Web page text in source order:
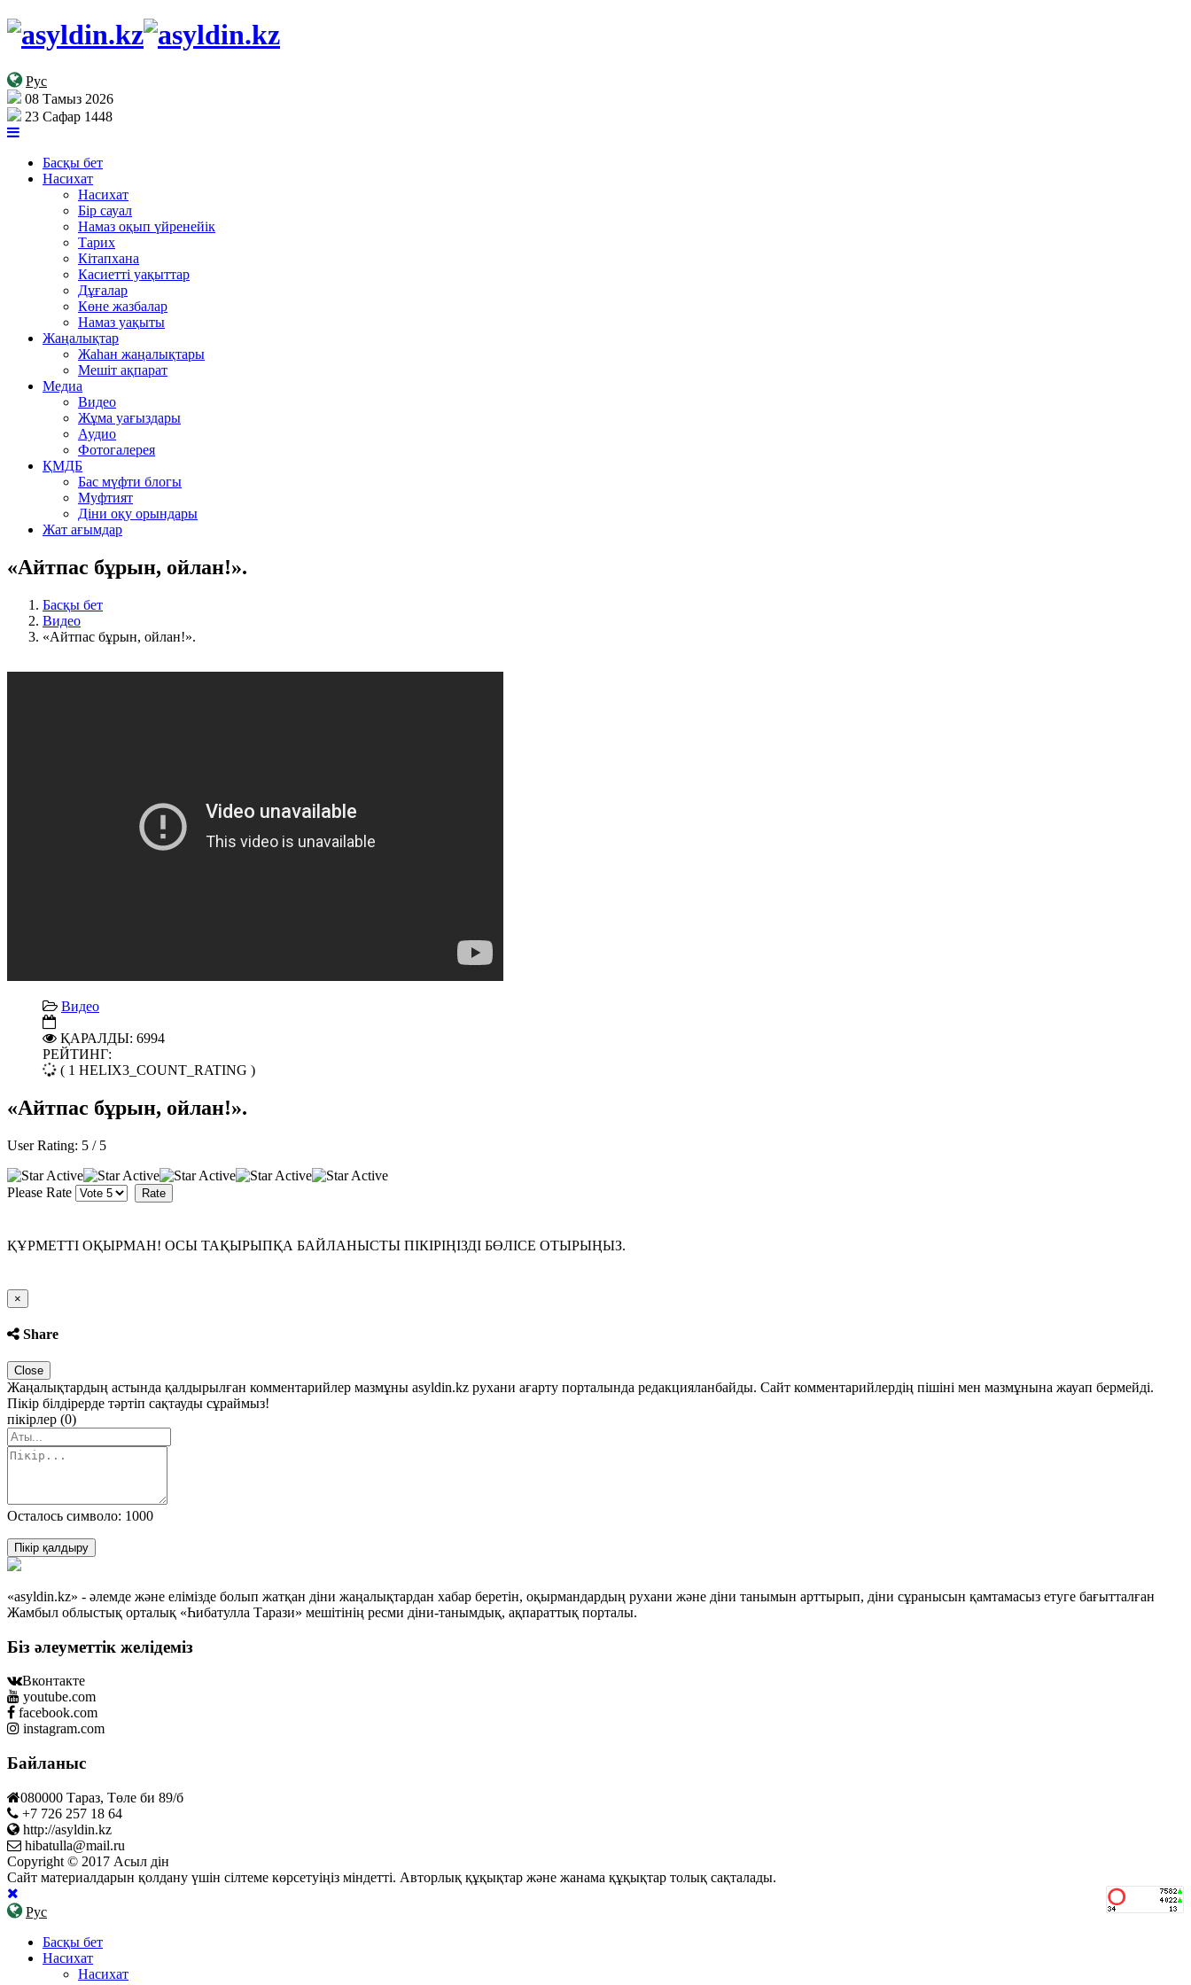
Рус
08 Тамыз 2026
23 Сафар 1448
Басқы бет
Насихат
Насихат
Бір сауал
Намаз оқып үйренейік
Тарих
Кітапхана
Касиетті уақыттар
Дұғалар
Көне жазбалар
Намаз уақыты
Жаңалықтар
Жаһан жаңалықтары
Мешіт ақпарат
Медиа
Видео
Жұма уағыздары
Аудио
Фотогалерея
ҚМДБ
Бас мүфти блогы
Муфтият
Діни оқу орындары
Жат ағымдар
«Айтпас бұрын, ойлан!».
Басқы бет
Видео
«Айтпас бұрын, ойлан!».
Видео
ҚАРАЛДЫ: 6994
РЕЙТИНГ:
( 1 HELIX3_COUNT_RATING )
«Айтпас бұрын, ойлан!».
User Rating: 5 / 5
Please Rate
ҚҰРМЕТТІ ОҚЫРМАН! ОСЫ ТАҚЫРЫПҚА БАЙЛАНЫСТЫ ПІКІРІҢІЗДІ БӨЛІСЕ ОТЫРЫҢЫЗ.
×
Share
Close
Жаңалықтардың астында қалдырылған комментарийлер мазмұны asyldin.kz рухани ағарту порталында редакцияланбайды. Сайт комментарийлердің пішіні мен мазмұнына жауап бермейді.
Пікір білдірерде тәртіп сақтауды сұраймыз!
пікірлер (0)
Осталось символо: 1000
Пікір қалдыру
«asyldin.kz» - әлемде және елімізде болып жатқан діни жаңалықтардан хабар беретін, оқырмандардың рухани және діни танымын арттырып, діни сұранысын қамтамасыз етуге бағытталған
Жамбыл облыстық орталық «Һибатулла Тарази» мешітінің ресми діни-танымдық, ақпараттық порталы.
Біз әлеуметтік желідеміз
Вконтакте
youtube.com
facebook.com
instagram.com
Байланыс
080000 Тараз, Төле би 89/б
+7 726 257 18 64
http://asyldin.kz
hibatulla@mail.ru
Copyright © 2017 Асыл дін
Сайт материалдарын қолдану үшін сілтеме көрсетуіңіз міндетті. Авторлық құқықтар және жанама құқықтар толық сақталады.
Рус
Басқы бет
Насихат
Насихат